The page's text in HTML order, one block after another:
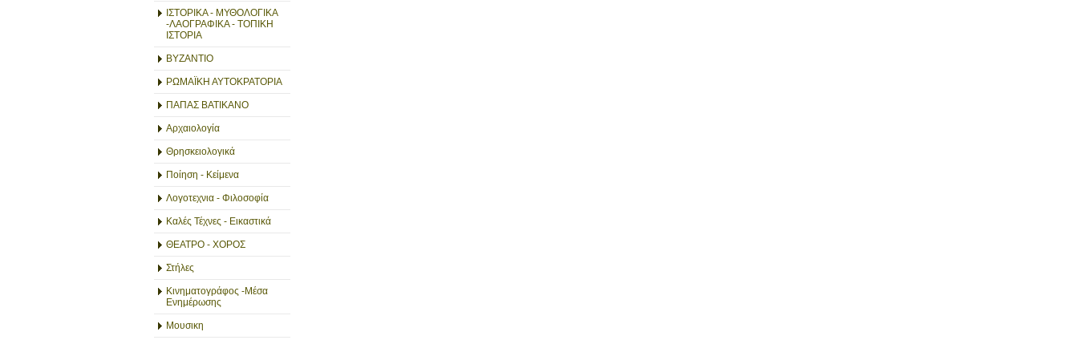
ΙΣΤΟΡΙΚΑ - ΜΥΘΟΛΟΓΙΚΑ
-ΛΑΟΓΡΑΦΙΚΑ - ΤΟΠΙΚΗ
ΙΣΤΟΡΙΑ
ΒΥΖΑΝΤΙΟ
ΡΩΜΑΪΚΗ ΑΥΤΟΚΡΑΤΟΡΙΑ
ΠΑΠΑΣ ΒΑΤΙΚΑΝΟ
Αρχαιολογία
Θρησκειολογικά
Ποίηση - Κείμενα
Λογοτεχνια - Φιλοσοφία
Καλές Τέχνες - Εικαστικά
ΘΕΑΤΡΟ - ΧΟΡΟΣ
Στήλες
Κινηματογράφος -Μέσα
Ενημέρωσης
Μουσικη